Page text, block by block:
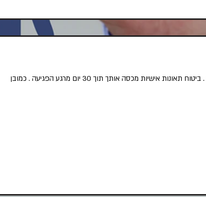
הרבה מקרים של תאונות כמו במקרה הזה נסגרים משפטית רק לאחר שנים . ביטוח תאונות אישיות מכסה אותך תוך 30 יום מרגע הפגיעה . כמובן